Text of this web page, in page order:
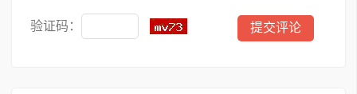
验证码：